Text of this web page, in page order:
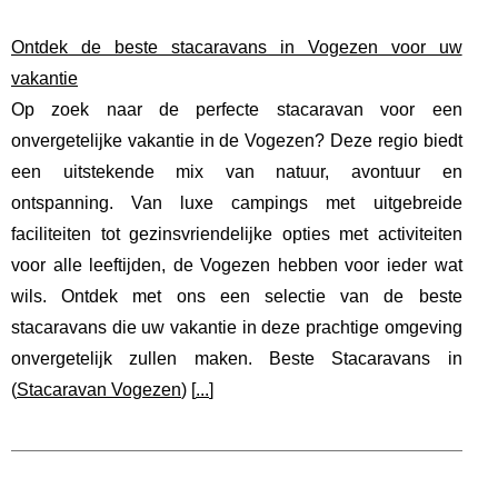
Ontdek de beste stacaravans in Vogezen voor uw
vakantie
Op zoek naar de perfecte stacaravan voor een
onvergetelijke vakantie in de Vogezen? Deze regio biedt
een uitstekende mix van natuur, avontuur en
ontspanning. Van luxe campings met uitgebreide
faciliteiten tot gezinsvriendelijke opties met activiteiten
voor alle leeftijden, de Vogezen hebben voor ieder wat
wils. Ontdek met ons een selectie van de beste
stacaravans die uw vakantie in deze prachtige omgeving
onvergetelijk zullen maken. Beste Stacaravans in
(Stacaravan Vogezen) [...]